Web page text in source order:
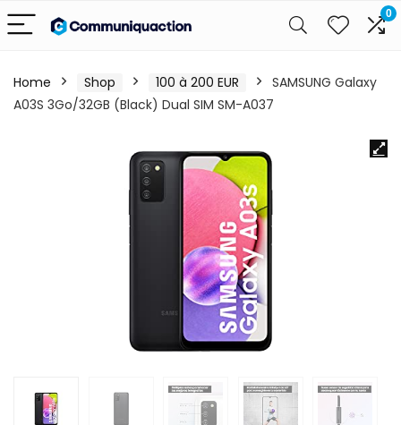
0
Home Shop 100 à 200 EUR
SAMSUNG Galaxy
A03S 3Go/32GB (Black) Dual SIM SM-A037